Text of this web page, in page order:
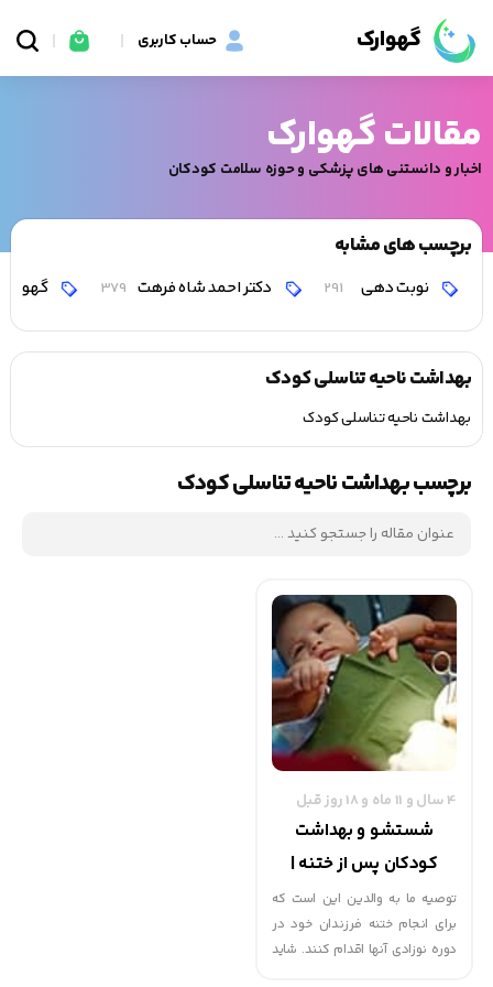
گهوارک حساب کاربری
مقالات گهوارک
اخبار و دانستنی های پزشکی و حوزه سلامت کودکان
برچسب های مشابه
نوبت دهی 291 دکتر احمد شاه فرهت 379 گهوارک
بهداشت ناحیه تناسلی کودک
بهداشت ناحیه تناسلی کودک
برچسب بهداشت ناحیه تناسلی کودک
4 سال و 11 ماه و 18 روز قبل
شستشو و بهداشت
کودکان پس از ختنه |
گهوارک
توصیه ما به والدین این است که
برای انجام ختنه فرزندان خود در
دوره نوزادی آنها اقدام کنند. شاید